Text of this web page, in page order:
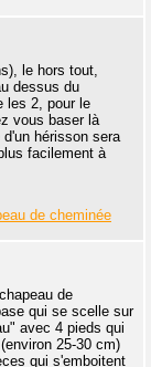
le hors tout,
dessus du
les 2, pour le
vous baser là
hérisson sera
facilement à
de cheminée
de
qui se scelle sur
avec 4 pieds qui
25-30 cm)
qui s'emboitent